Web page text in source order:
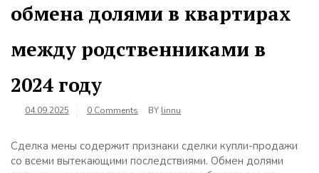
обмена долями в квартирах
между родственниками в
2024 году
04.09.2025 0 Comments BY linnu
Сделка мены содержит признаки сделки купли-продажи
со всеми вытекающими последствиями. Обмен долями